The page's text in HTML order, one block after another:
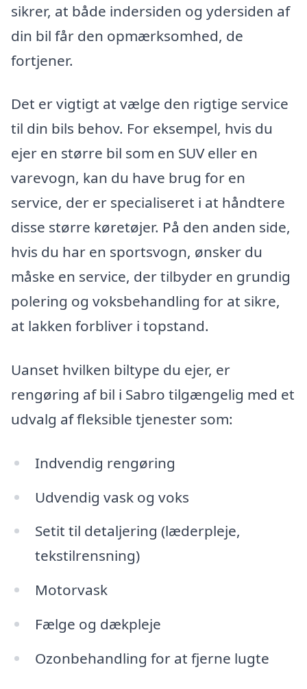
sikrer, at både indersiden og ydersiden af
din bil får den opmærksomhed, de
fortjener.
Det er vigtigt at vælge den rigtige service
til din bils behov. For eksempel, hvis du
ejer en større bil som en SUV eller en
varevogn, kan du have brug for en
service, der er specialiseret i at håndtere
disse større køretøjer. På den anden side,
hvis du har en sportsvogn, ønsker du
måske en service, der tilbyder en grundig
polering og voksbehandling for at sikre,
at lakken forbliver i topstand.
Uanset hvilken biltype du ejer, er
rengøring af bil i Sabro tilgængelig med et
udvalg af fleksible tjenester som:
Indvendig rengøring
Udvendig vask og voks
Setit til detaljering (læderpleje,
tekstilrensning)
Motorvask
Fælge og dækpleje
Ozonbehandling for at fjerne lugte